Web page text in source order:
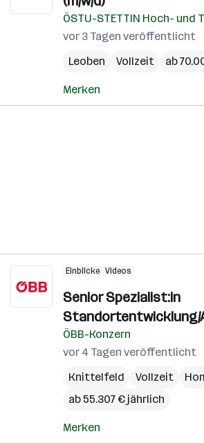
ÖSTU-STETTIN Hoch- und
vor 3 Tagen veröffentlicht
Leoben
Vollzeit ab
Merken
Einblicke Videos
Senior Spezialist:in
Standortentwicklung/
ÖBB-Konzern
vor 4 Tagen veröffentlicht
Knittelfeld
Vollzeit
ab 55.307 € jährlich
Merken